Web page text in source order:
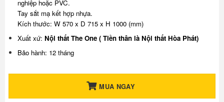
nghiệp hoặc PVC.
Tay sắt mạ kết hợp nhựa.
Kích thước: W 570 x D 715 x H 1000 (mm)
Xuất xứ: Nội thất The One ( Tiền thân là Nội thất Hòa Phát)
Bảo hành: 12 tháng
MUA NGAY